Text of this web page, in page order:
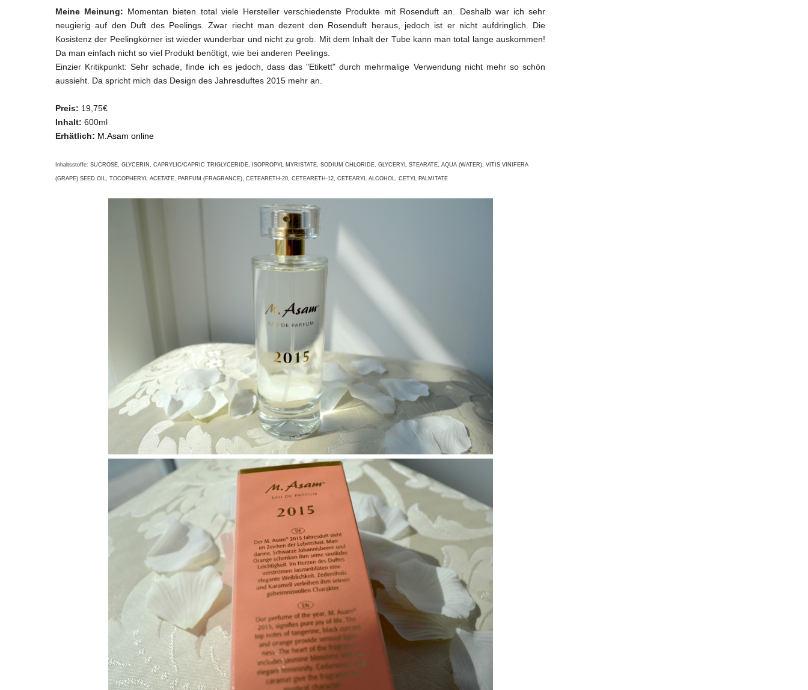
Meine Meinung: Momentan bieten total viele Hersteller verschiedenste Produkte mit Rosenduft an. Deshalb war ich sehr
neugierig auf den Duft des Peelings. Zwar riecht man dezent den Rosenduft heraus, jedoch ist er nicht aufdringlich. Die
Kosistenz der Peelingkörner ist wieder wunderbar und nicht zu grob. Mit dem Inhalt der Tube kann man total lange auskommen!
Da man einfach nicht so viel Produkt benötigt, wie bei anderen Peelings.
Einzier Kritikpunkt: Sehr schade, finde ich es jedoch, dass das "Etikett" durch mehrmalige Verwendung nicht mehr so schön
aussieht. Da spricht mich das Design des Jahresduftes 2015 mehr an.
Preis: 19,75€
Inhalt: 600ml
Erhätlich: M.Asam online
Inhaltsstoffe: SUCROSE, GLYCERIN, CAPRYLIC/CAPRIC TRIGLYCERIDE, ISOPROPYL MYRISTATE, SODIUM CHLORIDE, GLYCERYL STEARATE, AQUA (WATER), VITIS VINIFERA
(GRAPE) SEED OIL, TOCOPHERYL ACETATE, PARFUM (FRAGRANCE), CETEARETH-20, CETEARETH-12, CETEARYL ALCOHOL, CETYL PALMITATE